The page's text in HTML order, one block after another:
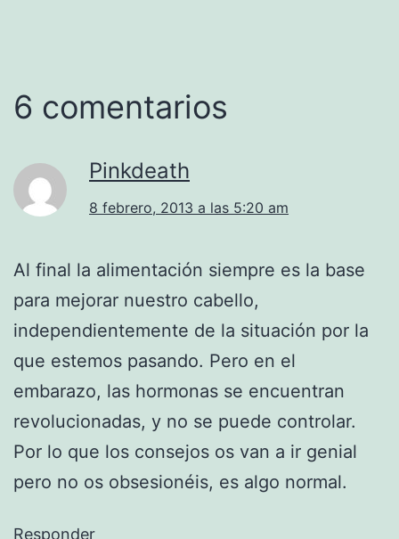
6 comentarios
Pinkdeath
8 febrero, 2013 a las 5:20 am
Al final la alimentación siempre es la base
para mejorar nuestro cabello,
independientemente de la situación por la
que estemos pasando. Pero en el
embarazo, las hormonas se encuentran
revolucionadas, y no se puede controlar.
Por lo que los consejos os van a ir genial
pero no os obsesionéis, es algo normal.
Responder